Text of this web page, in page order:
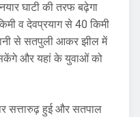
घाटी की तरफ बढ़ेगा
व देवप्रयाग से 40 किमी
से सतपुली आकर झील में
और यहां के युवाओं को
सत्तारुढ़ हुई और सतपाल